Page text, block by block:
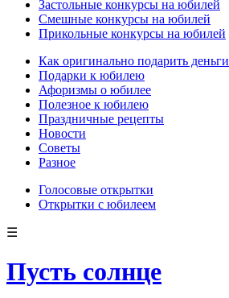
Застольные конкурсы на юбилей
Смешные конкурсы на юбилей
Прикольные конкурсы на юбилей
Как оригинально подарить деньги
Подарки к юбилею
Афоризмы о юбилее
Полезное к юбилею
Праздничные рецепты
Новости
Советы
Разное
Голосовые открытки
Открытки с юбилеем
☰
Пусть солнце